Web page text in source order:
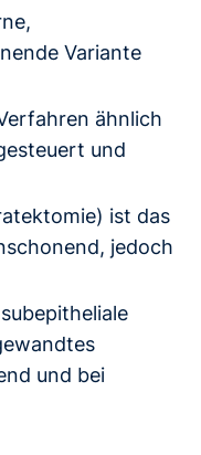
Variante
ähnlich
und
ist das
jedoch
und bei